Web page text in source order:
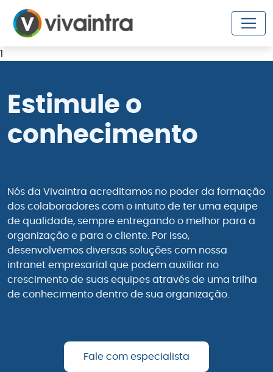
1
Estimule o
conhecimento
Nós da Vivaintra acreditamos no poder da formação
dos colaboradores com o intuito de ter uma equipe
de qualidade, sempre entregando o melhor para a
organização e para o cliente. Por isso,
desenvolvemos diversas soluções com nossa
intranet empresarial que podem auxiliar no
crescimento de suas equipes através de uma trilha
de conhecimento dentro de sua organização.
Fale com especialista